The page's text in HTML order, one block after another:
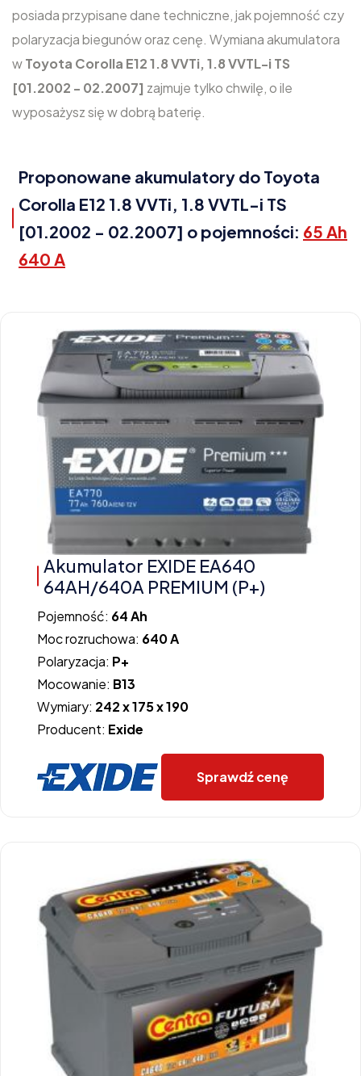
posiada przypisane dane techniczne, jak pojemność czy
polaryzacja biegunów oraz cenę. Wymiana akumulatora
wToyota Corolla E12 1.8 VVTi, 1.8 VVTL-i TS
[01.2002 - 02.2007] zajmuje tylko chwilę, o ile
wyposażysz się w dobrą baterię.
Proponowane akumulatory do Toyota
Corolla E12 1.8 VVTi, 1.8 VVTL-i TS
[01.2002 - 02.2007] o pojemności: 65 Ah
640 A
Akumulator EXIDE EA640
64AH/640A PREMIUM (P+)
Pojemność: 64 Ah
Moc rozruchowa: 640 A
Polaryzacja: P+
Mocowanie: B13
Wymiary: 242 x 175 x 190
Producent: Exide
Sprawdź cenę